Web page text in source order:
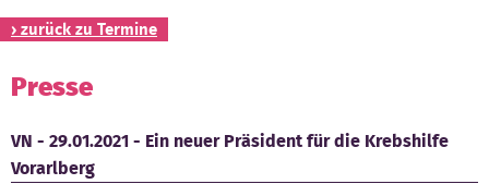
› zurück zu Termine
Presse
VN - 29.01.2021 - Ein neuer Präsident für die Krebshilfe
Vorarlberg